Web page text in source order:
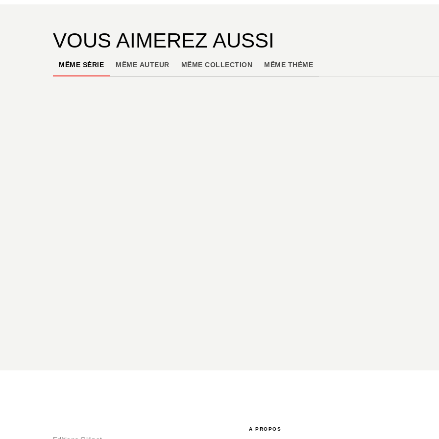
VOUS AIMEREZ AUSSI
MÊME SÉRIE MÊME AUTEUR MÊME COLLECTION MÊME THÈME
A PROPOS